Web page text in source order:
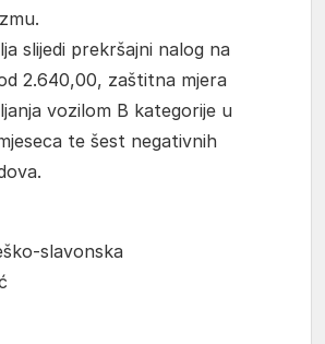
slijedi prekršajni nalog na
2.640,00, zaštitna mjera
vozilom B kategorije u
te šest negativnih
slavonska